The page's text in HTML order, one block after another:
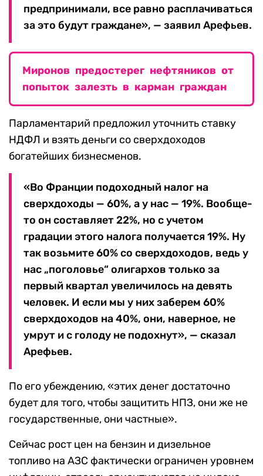
предпринимали, все равно расплачиваться
за это будут граждане», — заявил Арефьев.
Миронов предостерег нефтяников от
попыток залезть в карман граждан
Парламентарий предложил уточнить ставку
НДФЛ и взять деньги со сверхдоходов
богатейших бизнесменов.
«Во Франции подоходный налог на
сверхдоходы — 60%, а у нас — 19%. Вообще-
то он составляет 22%, но с учетом
градации этого налога получается 19%. Ну
так возьмите 60% со сверхдоходов, ведь у
нас „поголовье“ олигархов только за
первый квартал увеличилось на девять
человек. И если мы у них заберем 60%
сверхдоходов на 40%, они, наверное, не
умрут и с голоду не подохнут», — сказал
Арефьев.
По его убеждению, «этих денег достаточно
будет для того, чтобы защитить НПЗ, они же не
государственные, они частные».
Сейчас рост цен на бензин и дизельное
топливо на АЗС фактически ограничен уровнем